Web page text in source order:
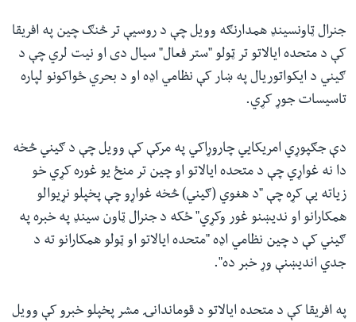
جنرال ټاونسینډ همدارنګه وویل چې د روسیې تر څنګ چین په افریقا
کې د متحده ایالاتو تر ټولو "ستر فعال" سیال دی او نیت لري چې د
ګیني د ایکواتوریال په ښار کې نظامي اډه او د بحري ځواکونو لپاره
تاسیسات جوړ کړي.
دې جګپوړي امریکایي چاروړاکي په مرکې کې وویل چې د ګیني څخه
دا نه غواړي چې د متحده ایالاتو او چین تر منځ یو غوره کړي خو
زیاته یې کړه چې "د هغوي (ګیني) څخه غواړو چې پخپلو نړیوالو
همکارانو او ندیښنو غور وکړي" ځکه د جنرال ټاون سینډ په خبره په
ګیني کې د چین نظامي اډه "متحده ایالاتو او ټولو همکارانو ته د
جدي اندیښنې وړ خبر ده".
په افریقا کې د متحده ایالاتو د قوماندانۍ مشر پخپلو خبرو کې وویل